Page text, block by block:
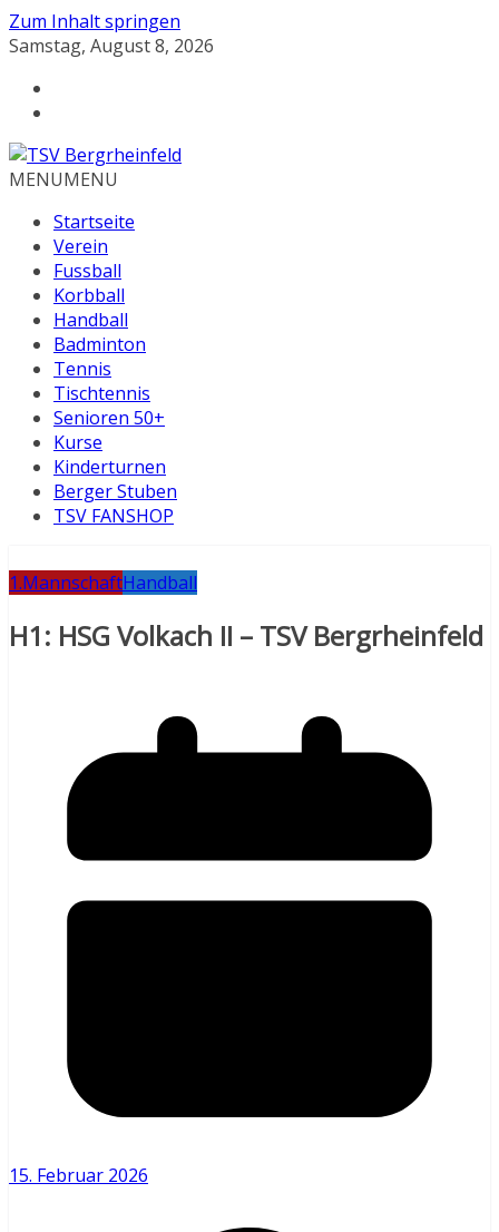
Zum Inhalt springen
Samstag, August 8, 2026
MENUMENU
Startseite
Verein
Fussball
Korbball
Handball
Badminton
Tennis
Tischtennis
Senioren 50+
Kurse
Kinderturnen
Berger Stuben
TSV FANSHOP
1.MannschaftHandball
H1: HSG Volkach II – TSV Bergrheinfeld
15. Februar 2026